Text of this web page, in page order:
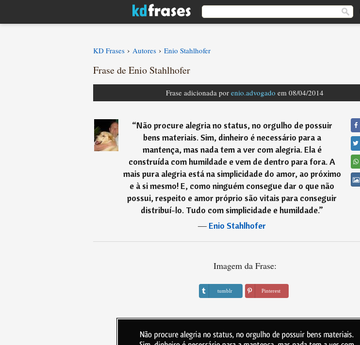
KD Frases › Autores › Enio Stahlhofer
Frase de Enio Stahlhofer
Frase adicionada por enio.advogado em 08/04/2014
“Não procure alegria no status, no orgulho de possuir
bens materiais. Sim, dinheiro é necessário para a
mantença, mas nada tem a ver com alegria. Ela é
construída com humildade e vem de dentro para fora. A
mais pura alegria está na simplicidade do amor, ao próximo
e à si mesmo! E, como ninguém consegue dar o que não
possui, respeito e amor próprio são vitais para conseguir
distribuí-lo. Tudo com simplicidade e humildade.”
―Enio Stahlhofer
Imagem da Frase:
tumblr Pinterest